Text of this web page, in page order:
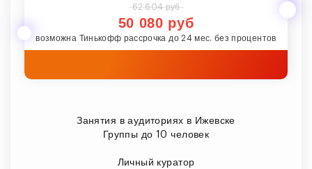
62 604 руб
50 080 руб
возможна Тинькофф рассрочка до 24 мес. без процентов
Занятия в аудиториях в Ижевске
Группы до 10 человек
Личный куратор